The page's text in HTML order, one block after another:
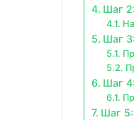
Шаг
Шаг
Шаг
Шаг 5: